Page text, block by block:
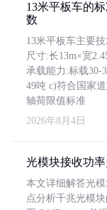
13米平板车的
数
13米平板车主要
尺寸:长13m×宽
承载能力:标载30-
49吨 c)符合国家
轴荷限值标准
2026年8月4日
光模块接收功
本文详细解答光
点分析千兆光模